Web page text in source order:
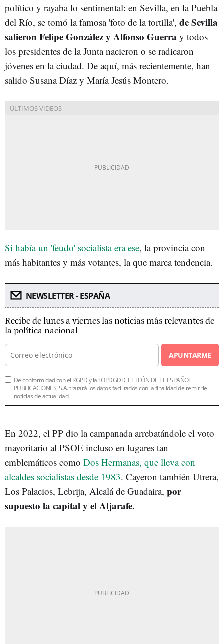
político y rayaba lo sentimental: en Sevilla, en la Puebla
del Río, se tomó la famosa 'foto de la tortilla', de Sevilla
salieron Felipe González y Alfonso Guerra y todos
los presidentes de la Junta nacieron o se radicaron
jóvenes en la ciudad. De aquí, más recientemente, han
salido Susana Díaz y María Jesús Montero.
Si había un 'feudo' socialista era ese, la provincia con
más habitantes y más votantes, la que marca tendencia.
NEWSLETTER - ESPAÑA
Recibe de lunes a viernes las noticias más relevantes de
la política nacional
APUNTARME
De conformidad con el RGPD y la LOPDGDD, EL LEÓN DE EL ESPAÑOL
PUBLICACIONES, S.A. tratará los datos facilitados con la finalidad de remitirle
noticias de actualidad.
En 2022, el PP dio la campanada arrebatándole el voto
mayoritario al PSOE incluso en lugares tan
emblemáticos como Dos Hermanas, que lleva con
alcaldes socialistas desde 1983. Cayeron también Utrera,
Los Palacios, Lebrija, Alcalá de Guadaira, por
supuesto la capital y el Aljarafe.